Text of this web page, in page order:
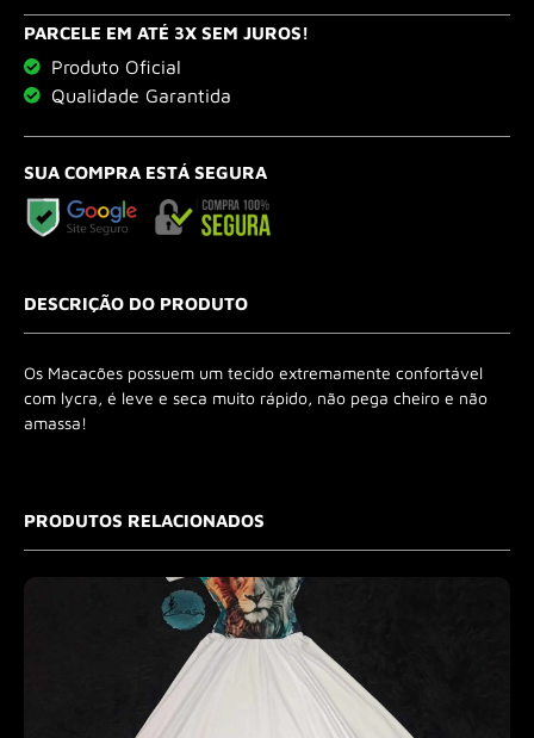
PARCELE EM ATÉ 3X SEM JUROS!
Produto Oficial
Qualidade Garantida
SUA COMPRA ESTÁ SEGURA
DESCRIÇÃO DO PRODUTO
Os Macacões possuem um tecido extremamente confortável
com lycra, é leve e seca muito rápido, não pega cheiro e não
amassa!
PRODUTOS RELACIONADOS